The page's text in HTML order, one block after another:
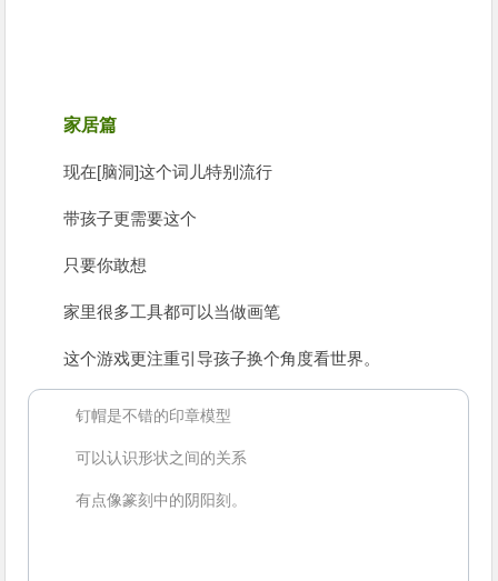
家居篇
现在[脑洞]这个词儿特别流行
带孩子更需要这个
只要你敢想
家里很多工具都可以当做画笔
这个游戏更注重引导孩子换个角度看世界。
钉帽是不错的印章模型
可以认识形状之间的关系
有点像篆刻中的阴阳刻。